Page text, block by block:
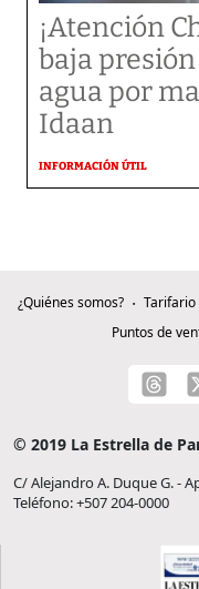
¡Atención
baja
agua por
Idaan
INFORMACIÓN ÚTIL
¿Quiénes somos? Tarifario
Puntos de
© 2019 La Estrella de
C/ Alejandro A. Duque G. -
Teléfono: +507 204-0000